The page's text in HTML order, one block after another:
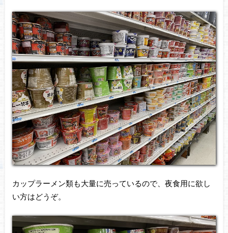
カップラーメン類も大量に売っているので、夜食用に欲し
い方はどうぞ。